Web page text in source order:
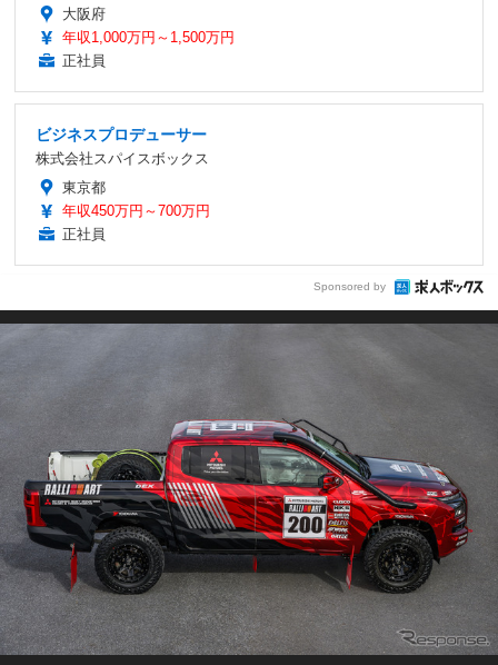
大阪府
年収1,000万円～1,500万円
正社員
ビジネスプロデューサー
株式会社スパイスボックス
東京都
年収450万円～700万円
正社員
Sponsored by